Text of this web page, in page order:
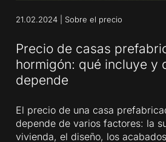
21.02.2024 Sobre el precio
Precio de casas
hormigón: qué incluye y
depende
El precio de una casa
depende de varios factores: la
vivienda, el diseño, los